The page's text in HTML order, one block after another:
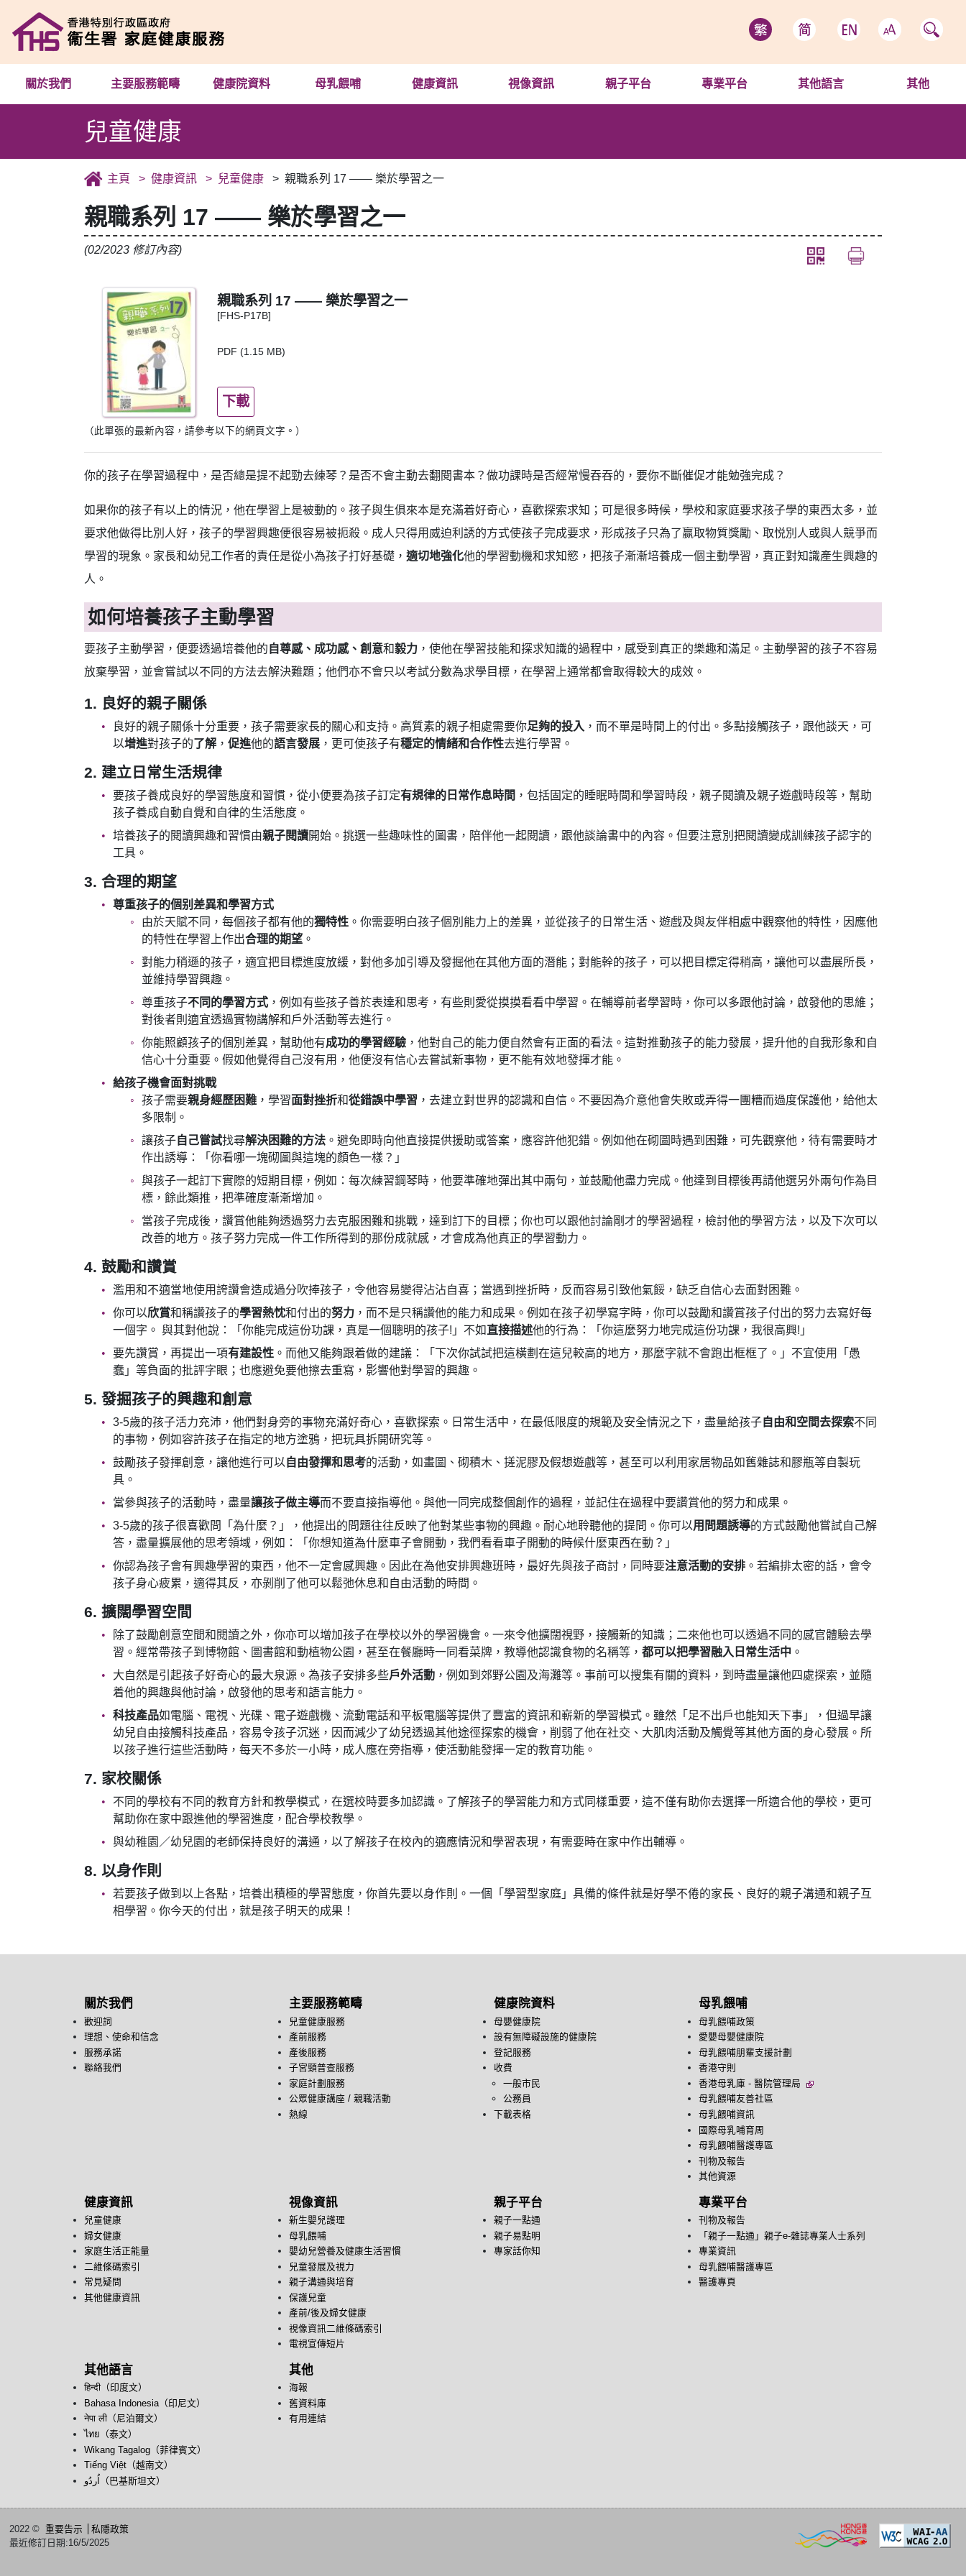
關於我們 主要服務範疇 健康院資料 母乳餵哺 健康資訊 視像資訊 親子平台 專業平台 其他語言 其他
兒童健康
主頁 健康資訊 兒童健康 親職系列 17 —— 樂於學習之一
親職系列 17 —— 樂於學習之一
(02/2023 修訂內容)
親職系列 17 —— 樂於學習之一
[FHS-P17B]
PDF (1.15 MB)
下載
（此單張的最新內容，請參考以下的網頁文字。）
你的孩子在學習過程中，是否總是提不起勁去練琴？是否不會主動去翻閱書本？做功課時是否經常慢吞吞的，要你不斷催促才能勉強完成？
如果你的孩子有以上的情況，他在學習上是被動的。孩子與生俱來本是充滿着好奇心，喜歡探索求知；可是很多時候，學校和家庭要求孩子學的東西太多，並
要求他做得比別人好，孩子的學習興趣便很容易被扼殺。成人只得用威迫利誘的方式使孩子完成要求，形成孩子只為了赢取物質獎勵、取悦別人或與人競爭而
學習的現象。家長和幼兒工作者的責任是從小為孩子打好基礎， 適切地強化他的學習動機和求知慾，把孩子漸漸培養成一個主動學習，真正對知識產生興趣的
人。
如何培養孩子主動學習
要孩子主動學習，便要透過培養他的 自尊感、成功感、創意和毅力 ，使他在學習技能和探求知識的過程中，感受到真正的樂趣和滿足。主動學習的孩子不容易
放棄學習，並會嘗試以不同的方法去解決難題；他們亦不會只以考試分數為求學目標，在學習上通常都會取得較大的成效。
1. 良好的親子關係
良好的親子關係十分重要，孩子需要家長的關心和支持。高質素的親子相處需要你足夠的投入 ，而不單是時間上的付出。多點接觸孩子，跟他談天，可
以增進對孩子的了解 ， 促進他的語言發展 ，更可使孩子有穩定的情緒和合作性去進行學習。
2. 建立日常生活規律
要孩子養成良好的學習態度和習慣，從小便要為孩子訂定有規律的日常作息時間 ，包括固定的睡眠時間和學習時段，親子閱讀及親子遊戲時段等，幫助
孩子養成自動自覺和自律的生活態度。
培養孩子的閱讀興趣和習慣由親子閱讀開始。挑選一些趣味性的圖書，陪伴他一起閱讀，跟他談論書中的內容。但要注意別把閱讀變成訓練孩子認字的
工具。
3. 合理的期望
尊重孩子的個别差異和學習方式
由於天賦不同，每個孩子都有他的獨特性 。你需要明白孩子個別能力上的差異，並從孩子的日常生活、遊戲及與友伴相處中觀察他的特性，因應他
的特性在學習上作出合理的期望 。
對能力稍遜的孩子，適宜把目標進度放緩，對他多加引導及發掘他在其他方面的潛能；對能幹的孩子，可以把目標定得稍高，讓他可以盡展所長，
並維持學習興趣。
尊重孩子不同的學習方式 ，例如有些孩子善於表達和思考，有些則愛從摸摸看看中學習。在輔導前者學習時，你可以多跟他討論，啟發他的思維；
對後者則適宜透過實物講解和戶外活動等去進行。
你能照顧孩子的個別差異，幫助他有成功的學習經驗 ，他對自己的能力便自然會有正面的看法。這對推動孩子的能力發展，提升他的自我形象和自
信心十分重要。假如他覺得自己沒有用，他便沒有信心去嘗試新事物，更不能有效地發揮才能。
給孩子機會面對挑戰
孩子需要親身經歷困難 ，學習面對挫折和從錯誤中學習 ，去建立對世界的認識和自信。不要因為介意他會失敗或弄得一團糟而過度保護他，給他太
多限制。
讓孩子自己嘗試找尋解決困難的方法 。避免即時向他直接提供援助或答案，應容許他犯錯。例如他在砌圖時遇到困難，可先觀察他，待有需要時才
作出誘導：「你看哪一塊砌圖與這塊的顏色一樣？」
與孩子一起訂下實際的短期目標，例如：每次練習鋼琴時，他要準確地彈出其中兩句，並鼓勵他盡力完成。他達到目標後再請他選另外兩句作為目
標，餘此類推，把準確度漸漸增加。
當孩子完成後，讚賞他能夠透過努力去克服困難和挑戰，達到訂下的目標；你也可以跟他討論剛才的學習過程，檢討他的學習方法，以及下次可以
改善的地方。孩子努力完成一件工作所得到的那份成就感，才會成為他真正的學習動力。
4. 鼓勵和讚賞
濫用和不適當地使用誇讚會造成過分吹捧孩子，令他容易變得沾沾自喜；當遇到挫折時，反而容易引致他氣餒，缺乏自信心去面對困難。
你可以欣賞和稱讚孩子的學習熱忱和付出的努力 ，而不是只稱讚他的能力和成果。例如在孩子初學寫字時，你可以鼓勵和讚賞孩子付出的努力去寫好每
一個字。 與其對他說：「你能完成這份功課，真是一個聰明的孩子!」不如直接描述他的行為：「你這麼努力地完成這份功課，我很高興!」
要先讚賞，再提出一項有建設性 。而他又能夠跟着做的建議：「下次你試試把這橫劃在這兒較高的地方，那麼字就不會跑出框框了。」不宜使用「愚
蠢」等負面的批評字眼；也應避免要他擦去重寫，影響他對學習的興趣。
5. 發掘孩子的興趣和創意
3-5歲的孩子活力充沛，他們對身旁的事物充滿好奇心，喜歡探索。日常生活中，在最低限度的規範及安全情況之下，盡量給孩子自由和空間去探索不同
的事物，例如容許孩子在指定的地方塗鴉，把玩具拆開研究等。
鼓勵孩子發揮創意，讓他進行可以 自由發揮和思考的活動，如畫圖、砌積木、搓泥膠及假想遊戲等，甚至可以利用家居物品如舊雜誌和膠瓶等自製玩
具。
當參與孩子的活動時，盡量讓孩子做主導而不要直接指導他。與他一同完成整個創作的過程，並記住在過程中要讚賞他的努力和成果。
3-5歲的孩子很喜歡問「為什麼？」，他提出的問題往往反映了他對某些事物的興趣。耐心地聆聽他的提問。你可以用問題誘導的方式鼓勵他嘗試自己解
答，盡量擴展他的思考領域，例如：「你想知道為什麼車子會開動，我們看看車子開動的時候什麼東西在動？」
你認為孩子會有興趣學習的東西，他不一定會感興趣。因此在為他安排興趣班時，最好先與孩子商討，同時要注意活動的安排 。若編排太密的話，會令
孩子身心疲累，適得其反，亦剝削了他可以鬆弛休息和自由活動的時間。
6. 擴闊學習空間
除了鼓勵創意空間和閱讀之外，你亦可以增加孩子在學校以外的學習機會。一來令他擴闊視野，接觸新的知識；二來他也可以透過不同的感官體驗去學
習。經常帶孩子到博物館、圖書館和動植物公園，甚至在餐廳時一同看菜牌，教導他認識食物的名稱等， 都可以把學習融入日常生活中 。
大自然是引起孩子好奇心的最大泉源。為孩子安排多些戶外活動 ，例如到郊野公園及海灘等。事前可以搜集有關的資料，到時盡量讓他四處探索，並隨
着他的興趣與他討論，啟發他的思考和語言能力。
科技產品如電腦、電視、光碟、電子遊戲機、流動電話和平板電腦等提供了豐富的資訊和嶄新的學習模式。雖然「足不出戶也能知天下事」，但過早讓
幼兒自由接觸科技產品，容易令孩子沉迷，因而減少了幼兒透過其他途徑探索的機會，削弱了他在社交、大肌肉活動及觸覺等其他方面的身心發展。所
以孩子進行這些活動時，每天不多於一小時，成人應在旁指導，使活動能發揮一定的教育功能。
7. 家校關係
不同的學校有不同的教育方針和教學模式，在選校時要多加認識。了解孩子的學習能力和方式同樣重要，這不僅有助你去選擇一所適合他的學校，更可
幫助你在家中跟進他的學習進度，配合學校教學。
與幼稚園／幼兒園的老師保持良好的溝通，以了解孩子在校內的適應情況和學習表現，有需要時在家中作出輔導。
8. 以身作則
若要孩子做到以上各點，培養出積極的學習態度，你首先要以身作則。一個「學習型家庭」具備的條件就是好學不倦的家長、良好的親子溝通和親子互
相學習。你今天的付出，就是孩子明天的成果！
關於我們
歡迎詞
理想、使命和信念
服務承諾
聯絡我們
主要服務範疇
兒童健康服務
產前服務
產後服務
子宮頸普查服務
家庭計劃服務
公眾健康講座 / 親職活動
熱線
健康院資料
母嬰健康院
設有無障礙設施的健康院
登記服務
收費
一般市民
公務員
下載表格
母乳餵哺
母乳餵哺政策
愛嬰母嬰健康院
母乳餵哺朋輩支援計劃
香港守則
香港母乳庫 - 醫院管理局
母乳餵哺友善社區
母乳餵哺資訊
國際母乳哺育周
母乳餵哺醫護專區
刊物及報告
其他資源
健康資訊
兒童健康
婦女健康
家庭生活正能量
二維條碼索引
常見疑問
其他健康資訊
視像資訊
新生嬰兒護理
母乳餵哺
嬰幼兒營養及健康生活習慣
兒童發展及視力
親子溝通與培育
保護兒童
產前/後及婦女健康
視像資訊二維條碼索引
電視宣傳短片
親子平台
親子一點通
親子易點明
專家話你知
專業平台
刊物及報告
「親子一點通」親子e-雜誌專業人士系列
專業資訊
母乳餵哺醫護專區
醫護專頁
其他語言
हिन्दी（印度文）
Bahasa Indonesia（印尼文）
नेपा ली（尼泊爾文）
ไทย（泰文）
Wikang Tagalog（菲律賓文）
Tiếng Việt（越南文）
اُردُو‎（巴基斯坦文）
其他
海報
舊資料庫
有用連結
2022 © 重要告示
私隱政策
最近修訂日期:16/5/2025